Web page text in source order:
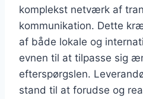
komplekst netværk af
kommunikation. Dette
af både lokale og
evnen til at tilpasse sig
efterspørgslen.
stand til at forudse og